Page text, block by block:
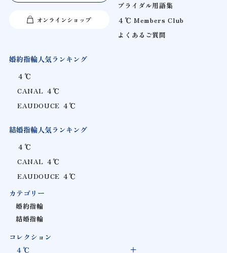
オンラインショップ
ブライダル用語集
４℃ Members Club
よくあるご質問
婚約指輪人気ランキング
４℃
CANAL ４℃
EAUDOUCE ４℃
結婚指輪人気ランキング
４℃
CANAL ４℃
EAUDOUCE ４℃
カテゴリー
婚約指輪
結婚指輪
コレクション
４℃